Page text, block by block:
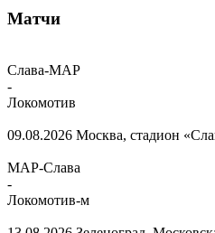
Матчи
Слава-МАР
-
Локомотив
09.08.2026 Москва, стадион
МАР-Слава
-
Локомотив-м